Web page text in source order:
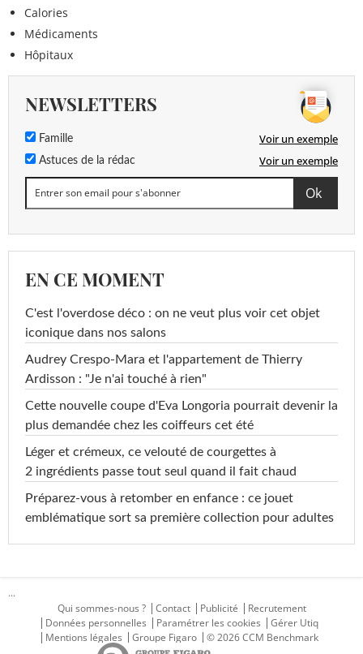
Calories
Médicaments
Hôpitaux
NEWSLETTERS
Famille Voir un exemple
Astuces de la rédac Voir un exemple
EN CE MOMENT
C'est l'overdose déco : on ne veut plus voir cet objet
iconique dans nos salons
Audrey Crespo-Mara et l'appartement de Thierry
Ardisson : "Je n'ai touché à rien"
Cette nouvelle coupe d'Eva Longoria pourrait devenir la
plus demandée chez les coiffeurs cet été
Léger et crémeux, ce velouté de courgettes à
2 ingrédients passe tout seul quand il fait chaud
Préparez-vous à retomber en enfance : ce jouet
emblématique sort sa première collection pour adultes
...
Qui sommes-nous ?
Contact Publicité
Recrutement
Données personnelles
Paramétrer les cookies
Gérer Utiq
Mentions légales
Groupe Figaro © 2026 CCM Benchmark